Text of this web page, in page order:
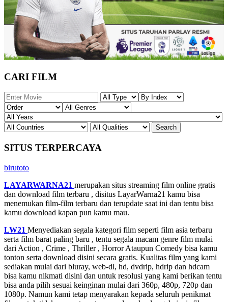
CARI FILM
SITUS TERPERCAYA
birutoto
LAYARWARNA21 merupakan situs streaming film online gratis
dan download film terbaru , disitus LayarWarna21 kamu bisa
menemukan film-film terbaru dan terupdate saat ini dan tentu bisa
kamu download kapan pun kamu mau.
LW21 Menyediakan segala kategori film seperti film asia terbaru
serta film barat paling baru , tentu segala macam genre film mulai
dari Action , Crime , Thriller , Horror Ataupun Comedy bisa kamu
tonton serta download disini secara gratis. Kualitas film yang kami
sediakan mulai dari bluray, web-dl, hd, dvdrip, hdrip dan hdcam
bisa kamu nikmati disini dan untuk resolusi yang kami berikan tentu
bisa anda pilih sesuai keinginan mulai dari 360p, 480p, 720p dan
1080p. Namun kami tetap menyarakan kepada seluruh penikmat